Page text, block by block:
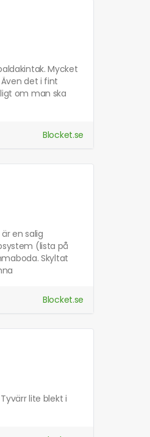
Mycket
det i fint
om man ska
Blocket.se
en salig
(lista på
Skyltat
Blocket.se
lite blekt i